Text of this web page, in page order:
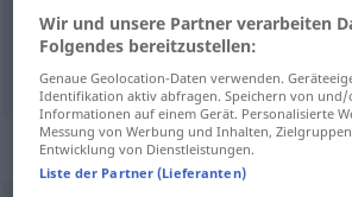
onderhoud Instandhaltung
Synonyme für
Wir und unsere Partner verarbeiten
Folgendes bereitzustellen:
Genaue Geolocation-Daten verwenden.
Identifikation aktiv abfragen. Speichern von
Informationen auf einem Gerät. Personalisierte
Messung von Werbung und Inhalten,
Entwicklung von Dienstleistungen.
Liste der Partner (Lieferanten)